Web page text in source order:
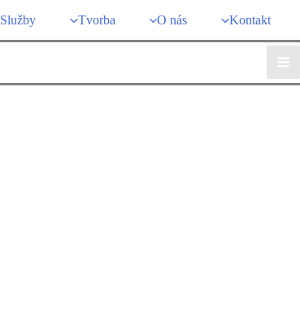
Služby Tvorba O nás Kontakt